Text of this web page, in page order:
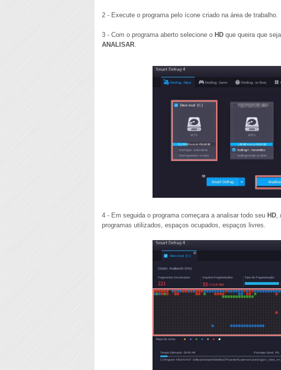
2 - Execute o programa pelo ícone criado na área de trabalho.
3 - Com o programa aberto selecione o HD que queira que
ANALISAR.
4 - Em seguida o programa começara a analisar todo seu HD,
programas utilizados, espaços ocupados, espaços livres.